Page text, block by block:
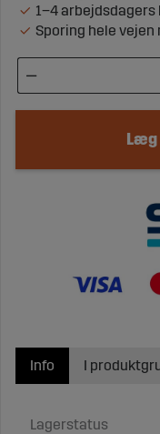
1–4 arbejdsdagers
Sporing hele vejen
Læg
Info
Lagerstatus
I